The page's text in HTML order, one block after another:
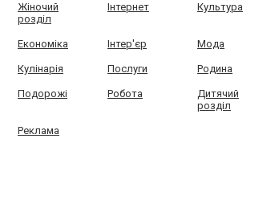
Жіночий
розділ
Інтернет Культура
Економіка Інтер'єр Мода
Кулінарія Послуги Родина
Подорожі Робота
Дитячий
розділ
Реклама